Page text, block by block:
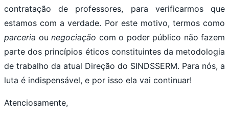
contratação de professores, para verificarmos que
estamos com a verdade. Por este motivo, termos como
parceria ou negociação com o poder público não fazem
parte dos princípios éticos constituintes da metodologia
de trabalho da atual Direção do SINDSSERM. Para nós, a
luta é indispensável, e por isso ela vai continuar!
Atenciosamente,